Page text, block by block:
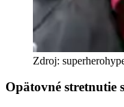
Zdroj:
Opätovné stretnutie